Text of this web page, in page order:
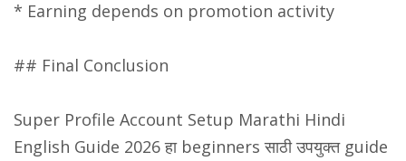
* Earning depends on promotion activity
## Final Conclusion
Super Profile Account Setup Marathi Hindi
English Guide 2026 हा beginners साठी उपयुक्त guide